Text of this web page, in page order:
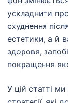
ускладнити
схуднення
естетики, а й
здоровя,
покращення
У цій статті